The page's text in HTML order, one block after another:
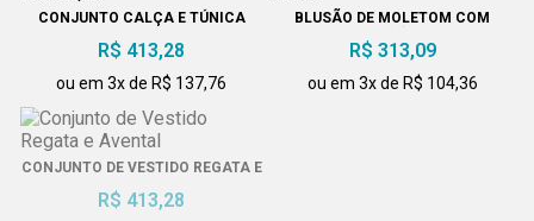
CONJUNTO CALÇA E TÚNICA
COM ZÍPER
R$ 413,28
ou em 3x de R$ 137,76
BLUSÃO DE MOLETOM COM
BOTÃO
R$ 313,09
ou em 3x de R$ 104,36
CONJUNTO DE VESTIDO REGATA E
AVENTAL
R$ 413,28